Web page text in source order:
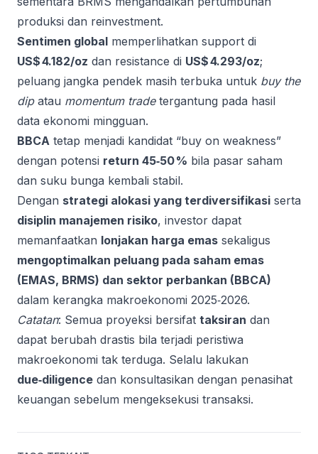
produksi dan reinvestment.
Sentimen global memperlihatkan support di
US$ 4.182/oz dan resistance di US$ 4.293/oz;
peluang jangka pendek masih terbuka untuk buy the
dipatau momentum tradetergantung pada hasil
data ekonomi mingguan.
BBCA tetap menjadi kandidat “buy on weakness”
dengan potensi return 45‑50 % bila pasar saham
dan suku bunga kembali stabil.
Dengan strategi alokasi yang terdiversifikasi serta
disiplin manajemen risiko, investor dapat
memanfaatkan lonjakan harga emas sekaligus
mengoptimalkan peluang pada saham emas
(EMAS, BRMS) dan sektor perbankan (BBCA)
dalam kerangka makroekonomi 2025‑2026.
Catatan: Semua proyeksi bersifat taksiran dan
dapat berubah drastis bila terjadi peristiwa
makroekonomi tak terduga. Selalu lakukan
due‑diligence dan konsultasikan dengan penasihat
keuangan sebelum mengeksekusi transaksi.